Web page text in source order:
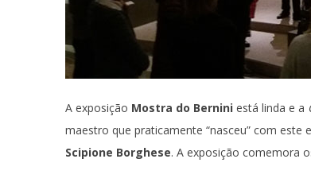
A exposição Mostra do Bernini está linda e a
maestro que praticamente “nasceu” com
Scipione Borghese. A exposição comemora